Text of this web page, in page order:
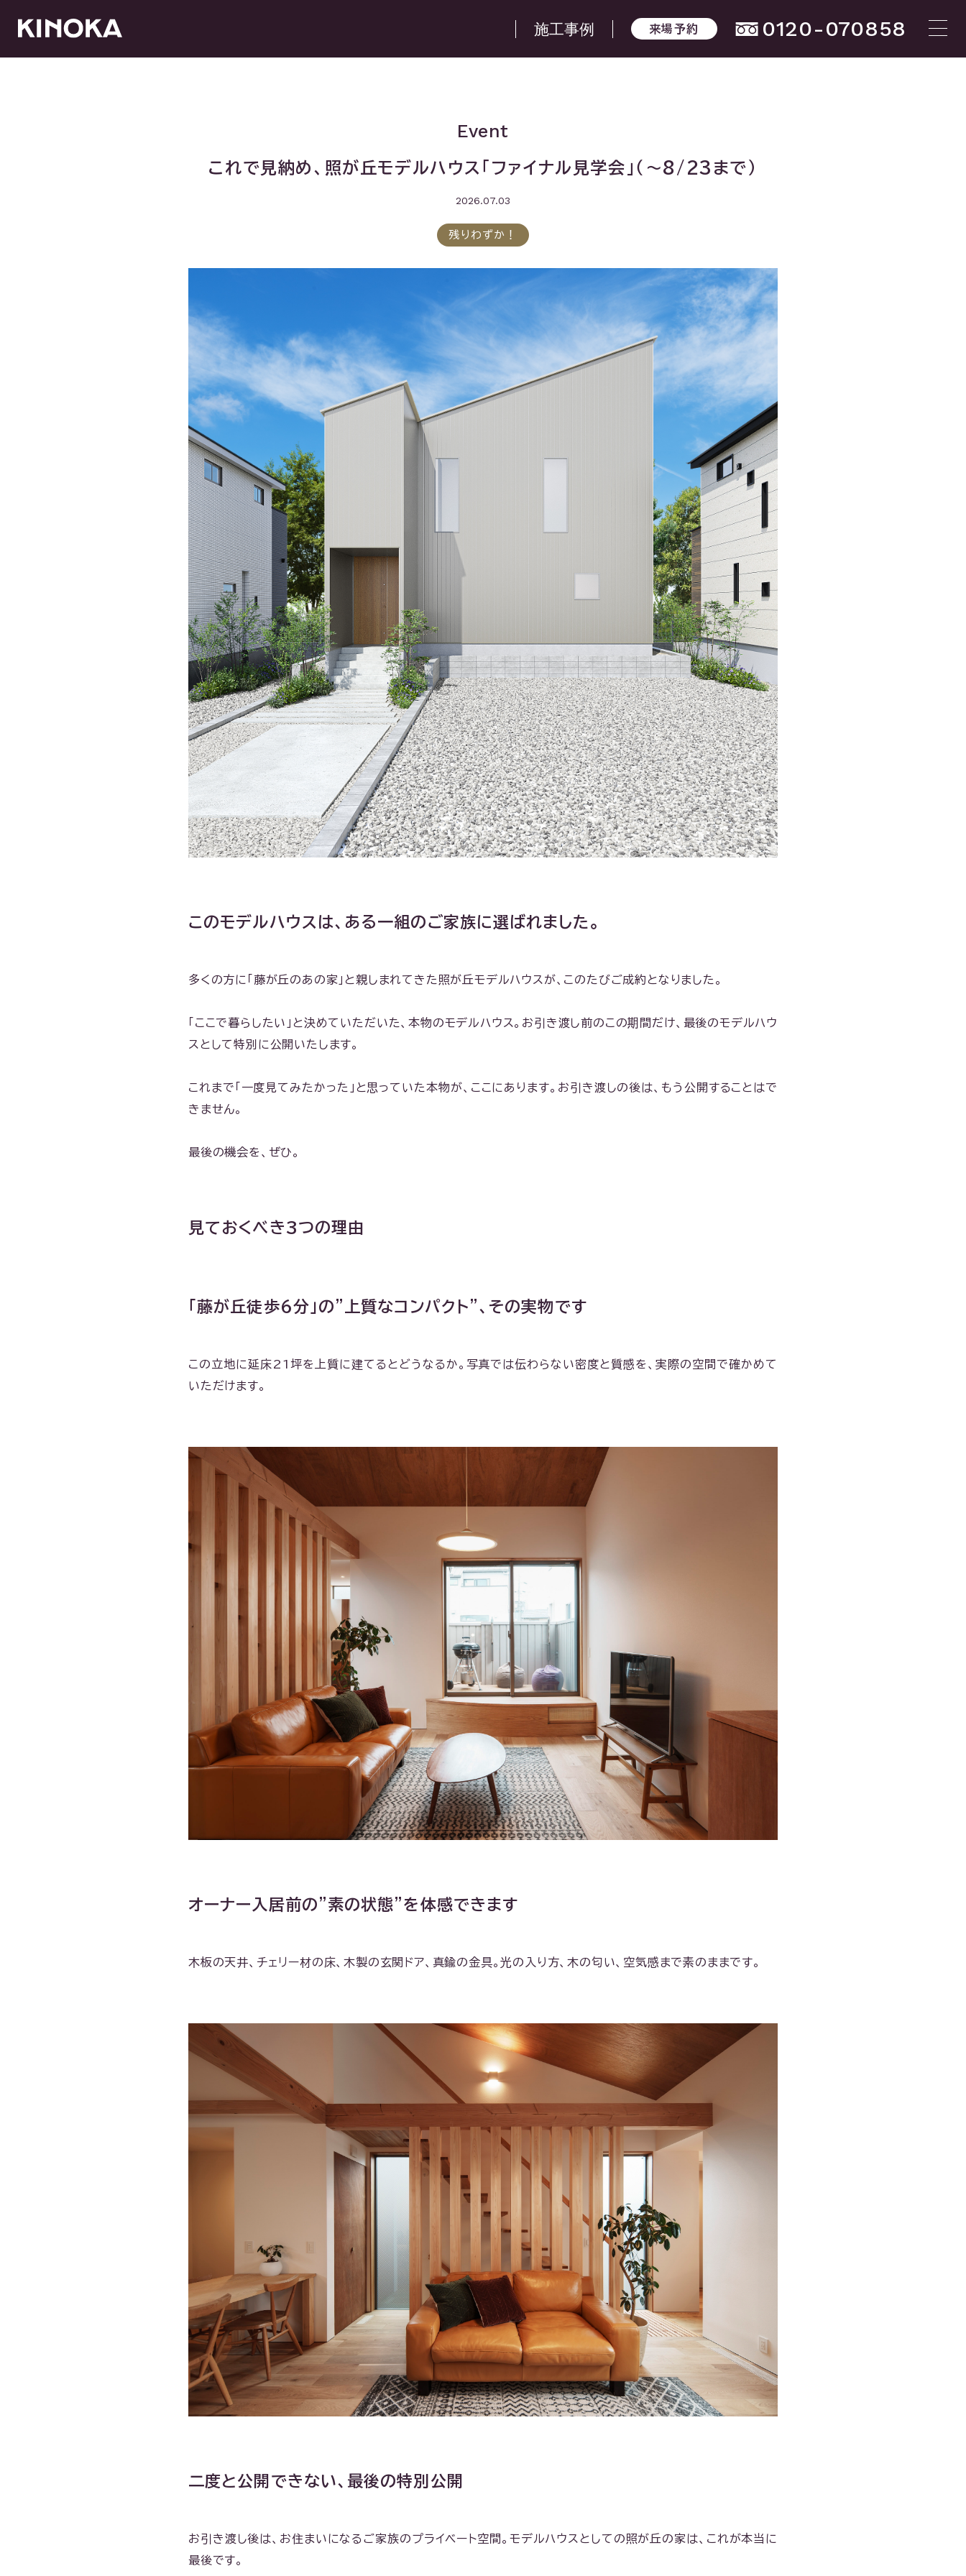
施工事例 来場予約 0120-070858
Event
これで見納め、照が丘モデルハウス「ファイナル見学会」（〜8/23まで）
2026.07.03
残りわずか！
このモデルハウスは、ある一組のご家族に選ばれました。
多くの方に「藤が丘のあの家」と親しまれてきた照が丘モデルハウスが、このたびご成約となりました。
「ここで暮らしたい」と決めていただいた、本物のモデルハウス。お引き渡し前のこの期間だけ、最後のモデルハウ
スとして特別に公開いたします。
これまで「一度見てみたかった」と思っていた本物が、ここにあります。お引き渡しの後は、もう公開することはで
きません。
最後の機会を、ぜひ。
見ておくべき3つの理由
「藤が丘徒歩6分」の"上質なコンパクト"、その実物です
この立地に延床21坪を上質に建てるとどうなるか。写真では伝わらない密度と質感を、実際の空間で確かめて
いただけます。
オーナー入居前の"素の状態"を体感できます
木板の天井、チェリー材の床、木製の玄関ドア、真鍮の金具。光の入り方、木の匂い、空気感まで素のままです。
二度と公開できない、最後の特別公開
お引き渡し後は、お住まいになるご家族のプライベート空間。モデルハウスとしての照が丘の家は、これが本当に
最後です。